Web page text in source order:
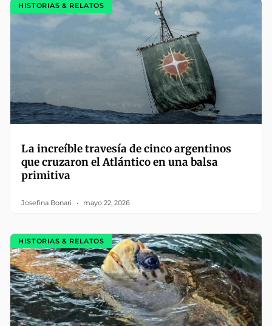
HISTORIAS & RELATOS
La increíble travesía de cinco argentinos
que cruzaron el Atlántico en una balsa
primitiva
Josefina Bonari mayo 22, 2026
HISTORIAS & RELATOS